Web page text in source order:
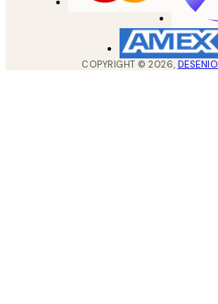
COPYRIGHT ©2026, DESENIO